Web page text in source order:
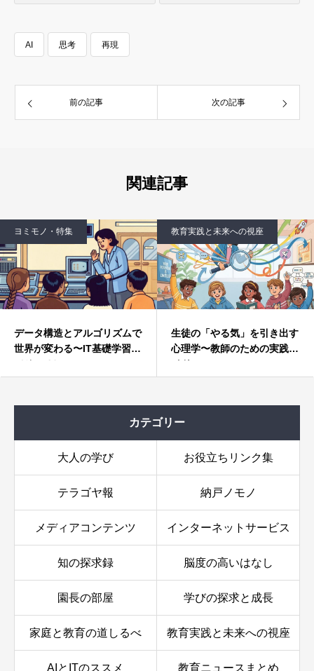
AI 思考 再現
前の記事 次の記事
関連記事
教育実践と未来への視座
生徒の「やる気」を引き出す
心理学〜教師のための実践ガ
イド
テラゴヤ報
AI時代を生き抜く教育〜真
を見抜く眼を鍛える（後編
カテゴリー
大人の学び お役立ちリンク集
テラゴヤ報 納戸ノモノ
メディアコンテンツ インターネットサービス
知の探求録 脳度の高いはなし
園長の部屋 学びの探求と成長
家庭と教育の道しるべ 教育実践と未来への視座
AIとITのススメ 教育ニュースまとめ